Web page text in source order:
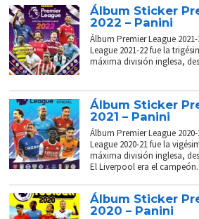
Álbum Sticker
2022 – Panini
Álbum Premier League
League 2021-22 fue la
máxima división inglesa,
Álbum Sticker
2021 – Panini
Álbum Premier League
League 2020-21 fue la
máxima división inglesa,
El Liverpool era el
Álbum Sticker
2020 – Panini